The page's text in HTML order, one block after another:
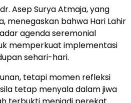
Asep Surya Atmaja, yang
menegaskan bahwa Hari Lahir
agenda seremonial
memperkuat implementasi
sehari-hari.
tetapi momen refleksi
tetap menyala dalam jiwa